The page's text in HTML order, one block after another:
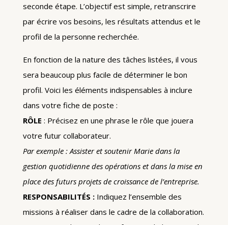
seconde étape. L’objectif est simple, retranscrire
par écrire vos besoins, les résultats attendus et le
profil de la personne recherchée.
En fonction de la nature des tâches listées, il vous
sera beaucoup plus facile de déterminer le bon
profil. Voici les éléments indispensables à inclure
dans votre fiche de poste :
RÔLE : Précisez en une phrase le rôle que jouera
votre futur collaborateur.
Par exemple : Assister et soutenir Marie dans la
gestion quotidienne des opérations et dans la mise en
place des futurs projets de croissance de l’entreprise.
RESPONSABILITÉS : Indiquez l’ensemble des
missions à réaliser dans le cadre de la collaboration.